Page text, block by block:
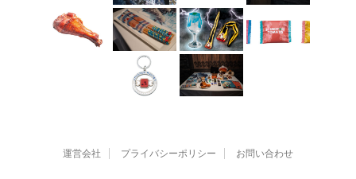
運営会社 プライバシーポリシー お問い合わせ